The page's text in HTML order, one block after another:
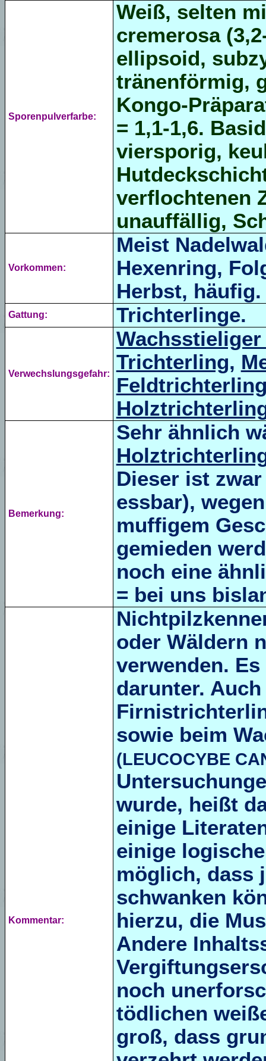
Sporenpulverfarbe:
Weiß, selten
cremerosa
ellipsoid,
tränenförmig,
Kongo-
= 1,1-1,6.
viersporig,
verflochtenen
unauffällig,
Vorkommen:
Meist
Hexenring,
Herbst, häufig.
Gattung: Trichterlinge.
Verwechslungsgefahr:
Trichterling,
Bemerkung:
Sehr ähnlich
Dieser ist
essbar),
muffigem
gemieden
noch eine
= bei uns
Kommentar:
oder Wäldern
verwenden.
darunter.
sowie beim
(LEUCOCYBE
wurde, heißt
einige
einige
möglich, dass
schwanken
hierzu, die
Andere
noch
tödlichen
groß, dass